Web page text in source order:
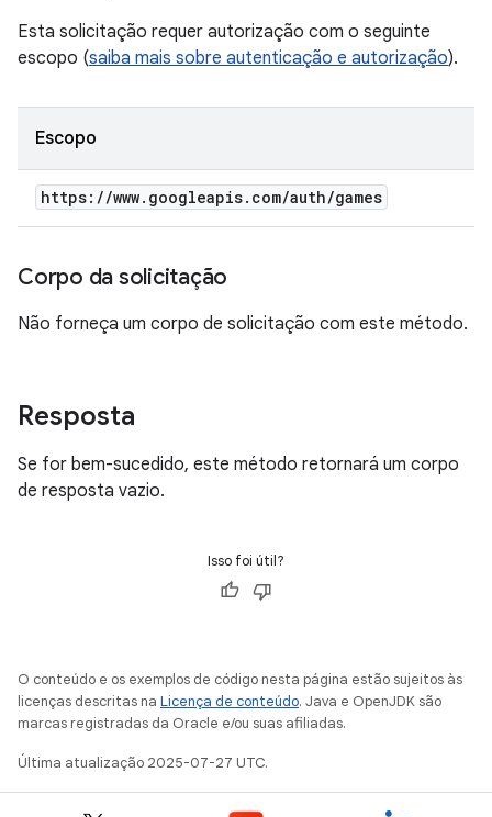
Esta solicitação requer autorização com o seguinte
escopo (saiba mais sobre autenticação e autorização).
Escopo
https: //www. googleapis. com/auth/games
Corpo da solicitação
Não forneça um corpo de solicitação com este método.
Resposta
Se for bem-sucedido, este método retornará um corpo
de resposta vazio.
Isso foi útil?
O conteúdo e os exemplos de código nesta página estão sujeitos às
licenças descritas na Licença de conteúdo. Java e OpenJDK são
marcas registradas da Oracle e/ou suas afiliadas.
Última atualização 2025-07-27 UTC.